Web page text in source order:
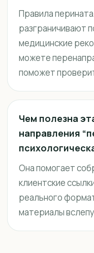
Правила
разграничивают
медицинские
можете
поможет
Чем полезна
направления
Она помогает
клиентские
реального
материалы